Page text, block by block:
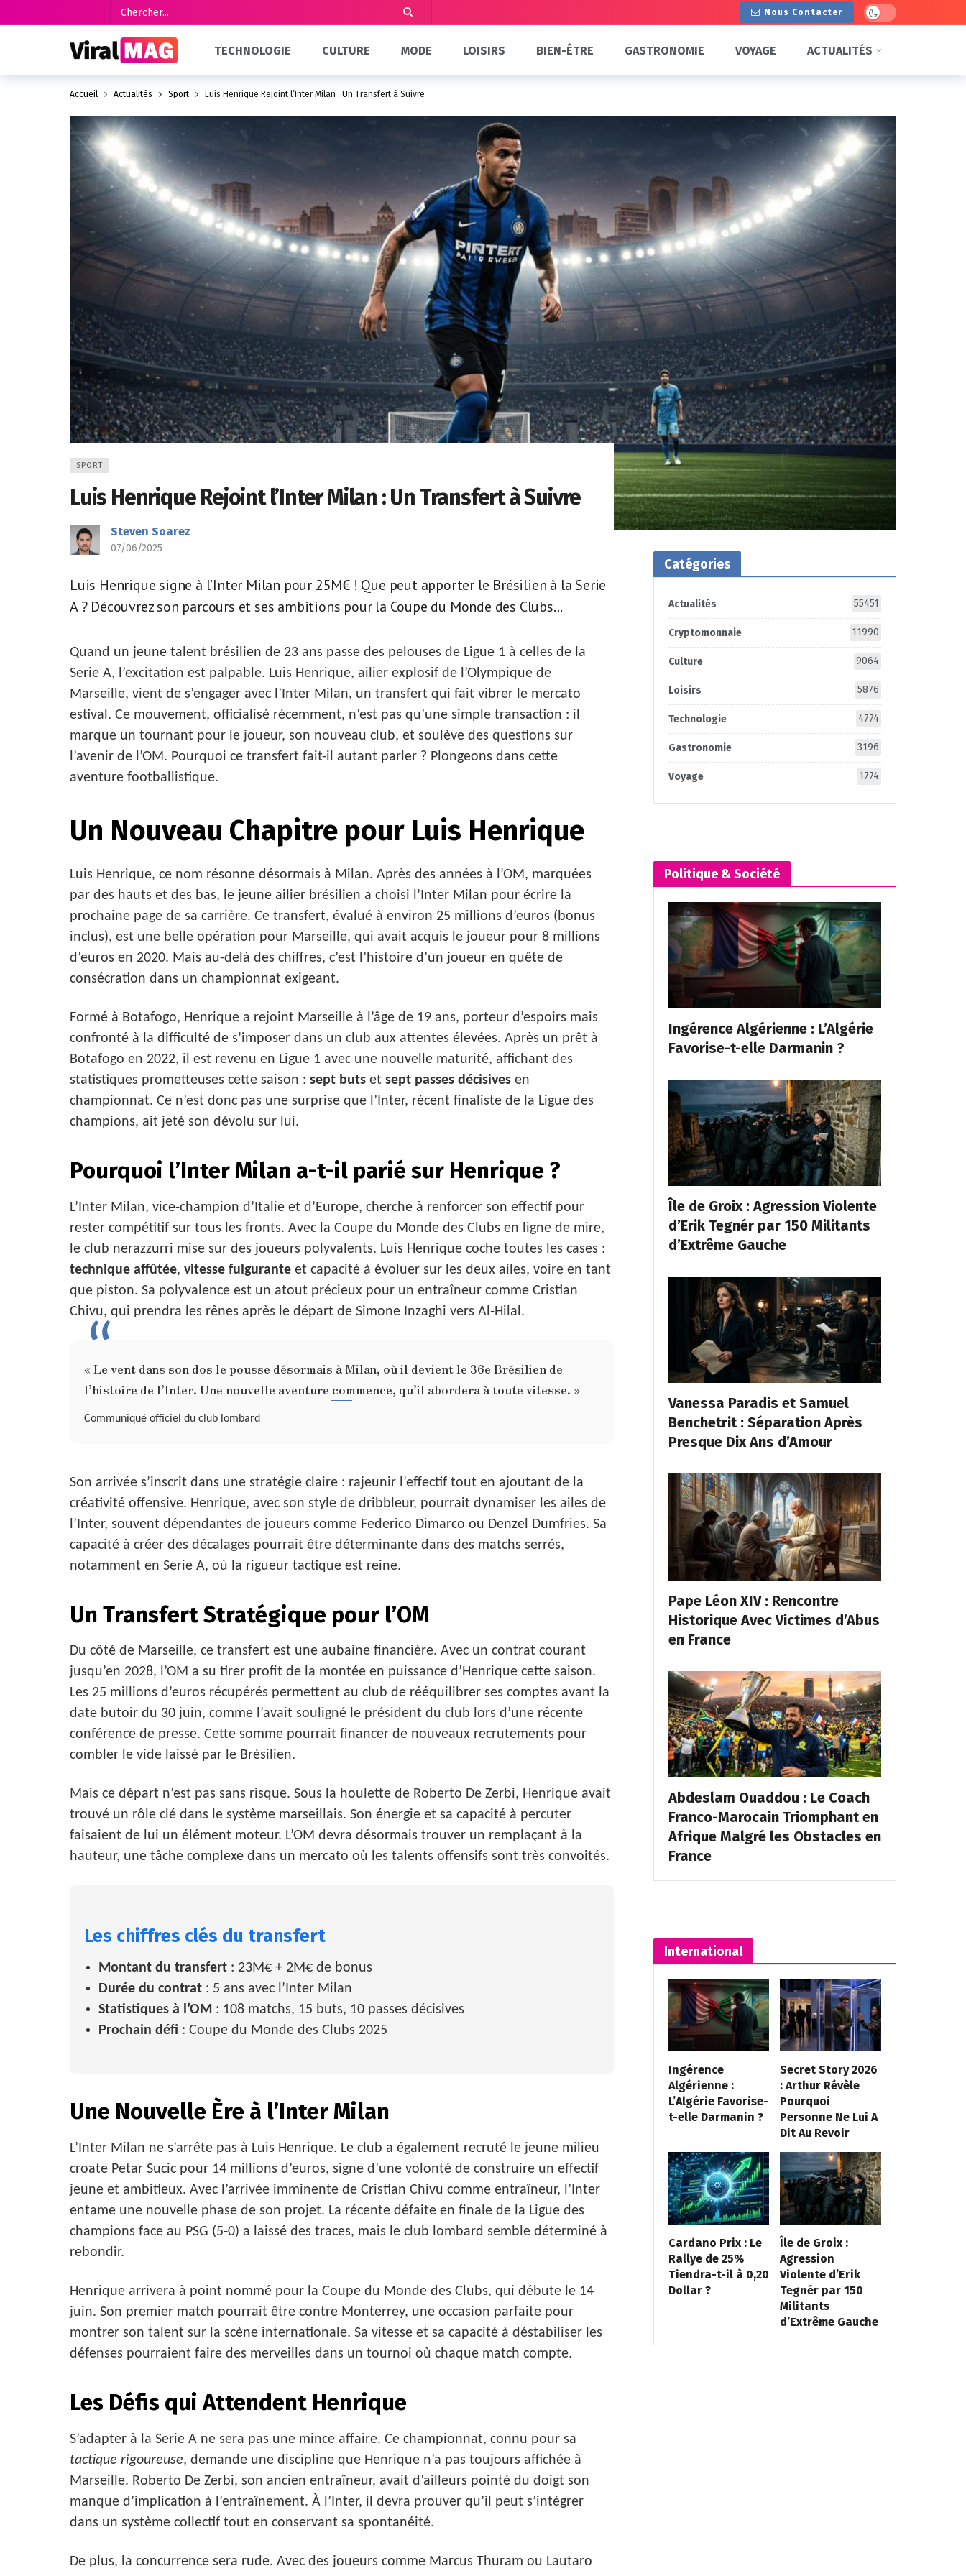
Nous Contacter Dark mode
TECHNOLOGIE CULTURE MODE LOISIRS BIEN-ÊTRE GASTRONOMIE VOYAGE ACTUALITÉS
Accueil Actualités Sport Luis Henrique Rejoint l’Inter Milan : Un Transfert à Suivre
SPORT
Luis Henrique Rejoint l’Inter Milan : Un Transfert à Suivre
Steven Soarez
07/06/2025
Luis Henrique signe à l’Inter Milan pour 25M€ ! Que peut apporter le Brésilien à la Serie
A ? Découvrez son parcours et ses ambitions pour la Coupe du Monde des Clubs...
Quand un jeune talent brésilien de 23 ans passe des pelouses de Ligue 1 à celles de la
Serie A, l’excitation est palpable. Luis Henrique, ailier explosif de l’Olympique de
Marseille, vient de s’engager avec l’Inter Milan, un transfert qui fait vibrer le mercato
estival. Ce mouvement, officialisé récemment, n’est pas qu’une simple transaction : il
marque un tournant pour le joueur, son nouveau club, et soulève des questions sur
l’avenir de l’OM. Pourquoi ce transfert fait-il autant parler ? Plongeons dans cette
aventure footballistique.
Un Nouveau Chapitre pour Luis Henrique
Luis Henrique, ce nom résonne désormais à Milan. Après des années à l’OM, marquées
par des hauts et des bas, le jeune ailier brésilien a choisi l’Inter Milan pour écrire la
prochaine page de sa carrière. Ce transfert, évalué à environ 25 millions d’euros (bonus
inclus), est une belle opération pour Marseille, qui avait acquis le joueur pour 8 millions
d’euros en 2020. Mais au-delà des chiffres, c’est l’histoire d’un joueur en quête de
consécration dans un championnat exigeant.
Formé à Botafogo, Henrique a rejoint Marseille à l’âge de 19 ans, porteur d’espoirs mais
confronté à la difficulté de s’imposer dans un club aux attentes élevées. Après un prêt à
Botafogo en 2022, il est revenu en Ligue 1 avec une nouvelle maturité, affichant des
statistiques prometteuses cette saison : sept buts et sept passes décisives en
championnat. Ce n’est donc pas une surprise que l’Inter, récent finaliste de la Ligue des
champions, ait jeté son dévolu sur lui.
Pourquoi l’Inter Milan a-t-il parié sur Henrique ?
L’Inter Milan, vice-champion d’Italie et d’Europe, cherche à renforcer son effectif pour
rester compétitif sur tous les fronts. Avec la Coupe du Monde des Clubs en ligne de mire,
le club nerazzurri mise sur des joueurs polyvalents. Luis Henrique coche toutes les cases :
technique affûtée, vitesse fulgurante et capacité à évoluer sur les deux ailes, voire en tant
que piston. Sa polyvalence est un atout précieux pour un entraîneur comme Cristian
Chivu, qui prendra les rênes après le départ de Simone Inzaghi vers Al-Hilal.
« Le vent dans son dos le pousse désormais à Milan, où il devient le 36e Brésilien de
l’histoire de l’Inter. Une nouvelle aventure commence, qu’il abordera à toute vitesse. »
Communiqué officiel du club lombard
Son arrivée s’inscrit dans une stratégie claire : rajeunir l’effectif tout en ajoutant de la
créativité offensive. Henrique, avec son style de dribbleur, pourrait dynamiser les ailes de
l’Inter, souvent dépendantes de joueurs comme Federico Dimarco ou Denzel Dumfries. Sa
capacité à créer des décalages pourrait être déterminante dans des matchs serrés,
notamment en Serie A, où la rigueur tactique est reine.
Un Transfert Stratégique pour l’OM
Du côté de Marseille, ce transfert est une aubaine financière. Avec un contrat courant
jusqu’en 2028, l’OM a su tirer profit de la montée en puissance d’Henrique cette saison.
Les 25 millions d’euros récupérés permettent au club de rééquilibrer ses comptes avant la
date butoir du 30 juin, comme l’avait souligné le président du club lors d’une récente
conférence de presse. Cette somme pourrait financer de nouveaux recrutements pour
combler le vide laissé par le Brésilien.
Mais ce départ n’est pas sans risque. Sous la houlette de Roberto De Zerbi, Henrique avait
trouvé un rôle clé dans le système marseillais. Son énergie et sa capacité à percuter
faisaient de lui un élément moteur. L’OM devra désormais trouver un remplaçant à la
hauteur, une tâche complexe dans un mercato où les talents offensifs sont très convoités.
Les chiffres clés du transfert
Montant du transfert : 23M€ + 2M€ de bonus
Durée du contrat : 5 ans avec l’Inter Milan
Statistiques à l’OM : 108 matchs, 15 buts, 10 passes décisives
Prochain défi : Coupe du Monde des Clubs 2025
Une Nouvelle Ère à l’Inter Milan
L’Inter Milan ne s’arrête pas à Luis Henrique. Le club a également recruté le jeune milieu
croate Petar Sucic pour 14 millions d’euros, signe d’une volonté de construire un effectif
jeune et ambitieux. Avec l’arrivée imminente de Cristian Chivu comme entraîneur, l’Inter
entame une nouvelle phase de son projet. La récente défaite en finale de la Ligue des
champions face au PSG (5-0) a laissé des traces, mais le club lombard semble déterminé à
rebondir.
Henrique arrivera à point nommé pour la Coupe du Monde des Clubs, qui débute le 14
juin. Son premier match pourrait être contre Monterrey, une occasion parfaite pour
montrer son talent sur la scène internationale. Sa vitesse et sa capacité à déstabiliser les
défenses pourraient faire des merveilles dans un tournoi où chaque match compte.
Les Défis qui Attendent Henrique
S’adapter à la Serie A ne sera pas une mince affaire. Ce championnat, connu pour sa
tactique rigoureuse, demande une discipline que Henrique n’a pas toujours affichée à
Marseille. Roberto De Zerbi, son ancien entraîneur, avait d’ailleurs pointé du doigt son
manque d’implication à l’entraînement. À l’Inter, il devra prouver qu’il peut s’intégrer
dans un système collectif tout en conservant sa spontanéité.
De plus, la concurrence sera rude. Avec des joueurs comme Marcus Thuram ou Lautaro
Catégories
Actualités 55451
Cryptomonnaie 11990
Culture 9064
Loisirs 5876
Technologie 4774
Gastronomie 3196
Voyage 1774
Politique & Société
Ingérence Algérienne : L’Algérie
Favorise-t-elle Darmanin ?
Île de Groix : Agression Violente
d’Erik Tegnér par 150 Militants
d’Extrême Gauche
Vanessa Paradis et Samuel
Benchetrit : Séparation Après
Presque Dix Ans d’Amour
Pape Léon XIV : Rencontre
Historique Avec Victimes d’Abus
en France
Abdeslam Ouaddou : Le Coach
Franco-Marocain Triomphant en
Afrique Malgré les Obstacles en
France
International
Ingérence
Algérienne :
L’Algérie Favorise-
t-elle Darmanin ?
Secret Story 2026
: Arthur Révèle
Pourquoi
Personne Ne Lui A
Dit Au Revoir
Cardano Prix : Le
Rallye de 25%
Tiendra-t-il à 0,20
Dollar ?
Île de Groix :
Agression
Violente d’Erik
Tegnér par 150
Militants
d’Extrême Gauche